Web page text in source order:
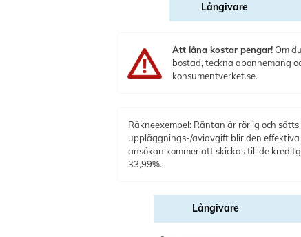
Långivare
Att låna kostar pengar!Om
bostad, teckna abonnemang
konsumentverket.se.
Räkneexempel: Räntan är rörlig och
uppläggnings-/aviavgift blir den
ansökan kommer att skickas till de
33,99%.
Långivare